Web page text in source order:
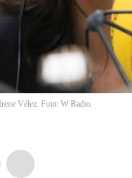
Vélez. Foto: W Radio.